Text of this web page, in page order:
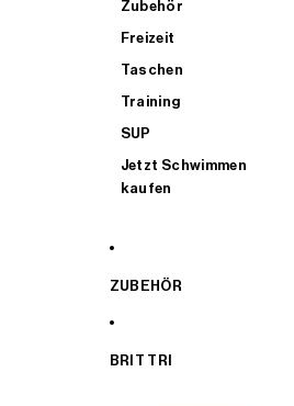
Zubehör
Freizeit
Taschen
Training
SUP
Jetzt Schwimmen
kaufen
ZUBEHÖR
BRIT TRI